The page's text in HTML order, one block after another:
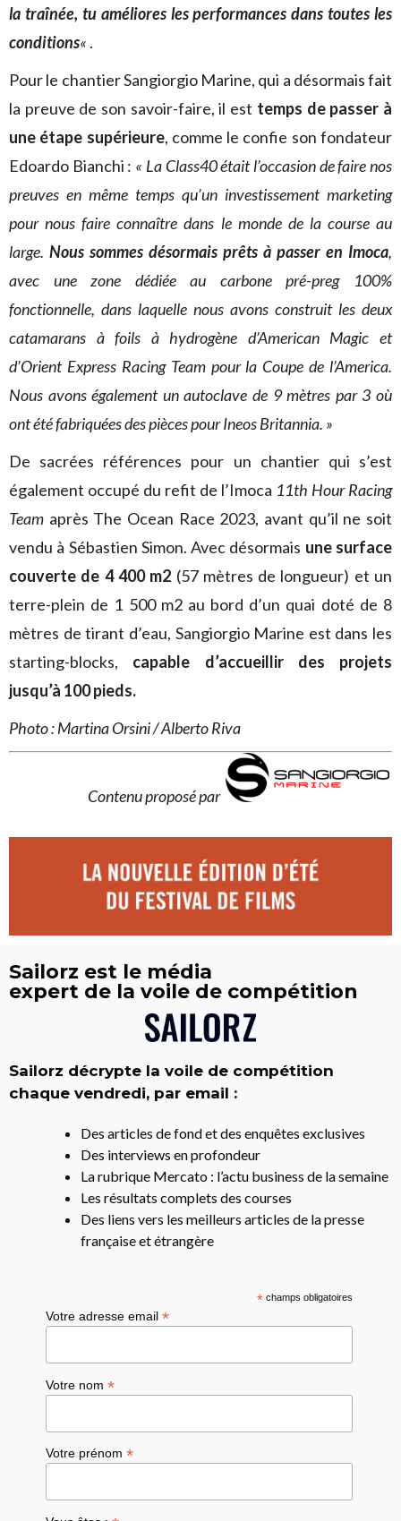
la traînée, tu améliores les performances dans toutes les
conditions« .
Pour le chantier Sangiorgio Marine, qui a désormais fait
la preuve de son savoir-faire, il est temps de passer à
une étape supérieure, comme le confie son fondateur
Edoardo Bianchi : « La Class40 était l’occasion de faire nos
preuves en même temps qu’un investissement marketing
pour nous faire connaître dans le monde de la course au
large. Nous sommes désormais prêts à passer en Imoca,
avec une zone dédiée au carbone pré-preg 100%
fonctionnelle, dans laquelle nous avons construit les deux
catamarans à foils à hydrogène d’American Magic et
d’Orient Express Racing Team pour la Coupe de l’America.
Nous avons également un autoclave de 9 mètres par 3 où
ont été fabriquées des pièces pour Ineos Britannia. »
De sacrées références pour un chantier qui s’est
également occupé du refit de l’Imoca 11th Hour Racing
Team après The Ocean Race 2023, avant qu’il ne soit
vendu à Sébastien Simon. Avec désormais une surface
couverte de 4 400 m2 (57 mètres de longueur) et un
terre-plein de 1 500 m2 au bord d’un quai doté de 8
mètres de tirant d’eau, Sangiorgio Marine est dans les
starting-blocks, capable d’accueillir des projets
jusqu’à 100 pieds.
Photo : Martina Orsini / Alberto Riva
Contenu proposé par
Sailorz est le média
expert de la voile de compétition
Sailorz décrypte la voile de compétition
chaque vendredi, par email :
Des articles de fond et des enquêtes exclusives
Des interviews en profondeur
La rubrique Mercato : l’actu business de la semaine
Les résultats complets des courses
Des liens vers les meilleurs articles de la presse
française et étrangère
*champs obligatoires
Votre adresse email*
Votre nom*
Votre prénom*